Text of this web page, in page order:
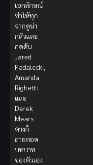
เอกลักษณ์
ทำให้ทุก
ฉากดูน่า
กลัวและ
กดดัน
Jared
Padalecki,
Amanda
Righetti
และ
Derek
Mears
ต่างก็
ถ่ายทอด
บทบาท
ของตัวเอง